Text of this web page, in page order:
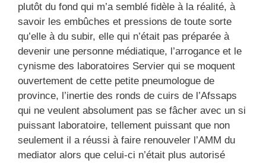
plutôt du fond qui m’a semblé fidèle à la réalité, à
savoir les embûches et pressions de toute sorte
qu’elle à du subir, elle qui n’était pas préparée à
devenir une personne médiatique, l’arrogance et le
cynisme des laboratoires Servier qui se moquent
ouvertement de cette petite pneumologue de
province, l’inertie des ronds de cuirs de l’Afssaps
qui ne veulent absolument pas se fâcher avec un si
puissant laboratoire, tellement puissant que non
seulement il a réussi à faire renouveler l’AMM du
mediator alors que celui-ci n’était plus autorisé